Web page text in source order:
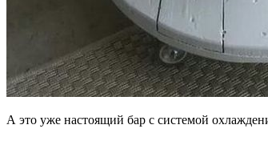
А это уже настоящий бар с системой